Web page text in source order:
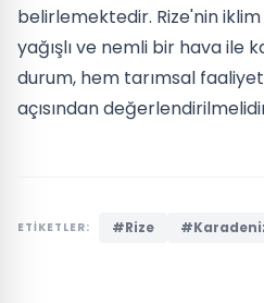
belirlemektedir. Rize'nin iklim
yağışlı ve nemli bir hava ile
durum, hem tarımsal
açısından
ETİKETLER: #Rize